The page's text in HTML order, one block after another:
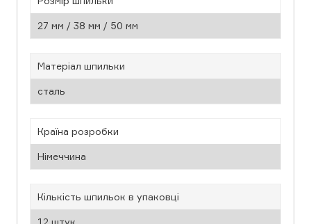
27 мм / 38 мм / 50 мм
Матеріал шпильки
сталь
Країна розробки
Німеччина
Кількість шпильок в упаковці